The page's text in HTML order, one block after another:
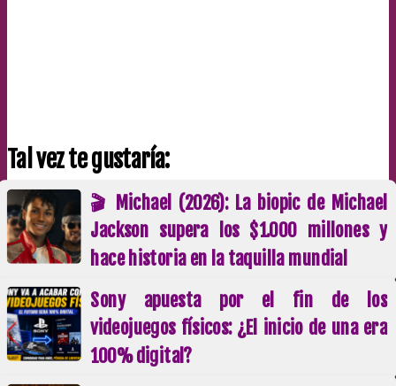
Tal vez te gustaría:
🎬 Michael (2026): La biopic de Michael
Jackson supera los $1.000 millones y
hace historia en la taquilla mundial
Sony apuesta por el fin de los
videojuegos físicos: ¿El inicio de una era
100% digital?